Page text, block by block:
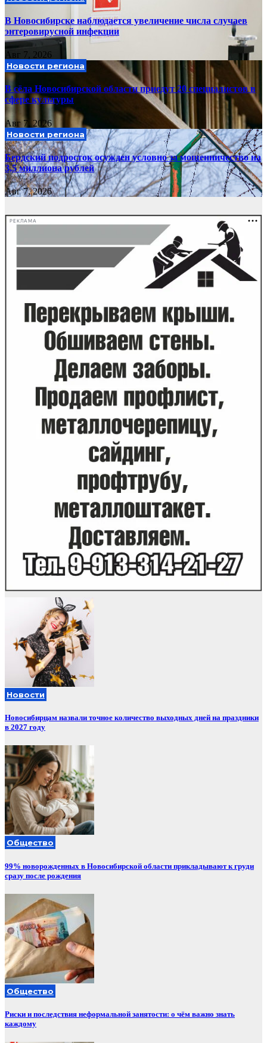
В Новосибирске наблюдается увеличение числа случаев
энтеровирусной инфекции
Авг 7, 2026
Новости региона
В сёла Новосибирской области приедут 20 специалистов в
сфере культуры
Авг 7, 2026
Новости региона
Бердский подросток осужден условно за мошенничество на
3,5 миллиона рублей
Авг 7, 2026
РЕКЛАМА
Новости
Новосибирцам назвали точное количество выходных дней на праздники
в 2027 году
Общество
99% новорожденных в Новосибирской области прикладывают к груди
сразу после рождения
Общество
Риски и последствия неформальной занятости: о чём важно знать
каждому